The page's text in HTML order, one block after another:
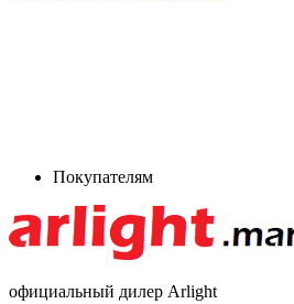
Покупателям
официальный дилер Arlight